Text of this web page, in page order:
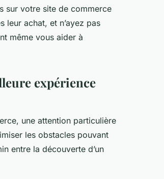
sur votre site de commerce
leur achat, et n’ayez pas
même vous aider à
expérience
une attention particulière
les obstacles pouvant
entre la découverte d’un